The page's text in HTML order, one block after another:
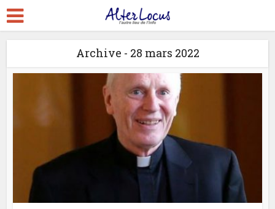
Archive - 28 mars 2022